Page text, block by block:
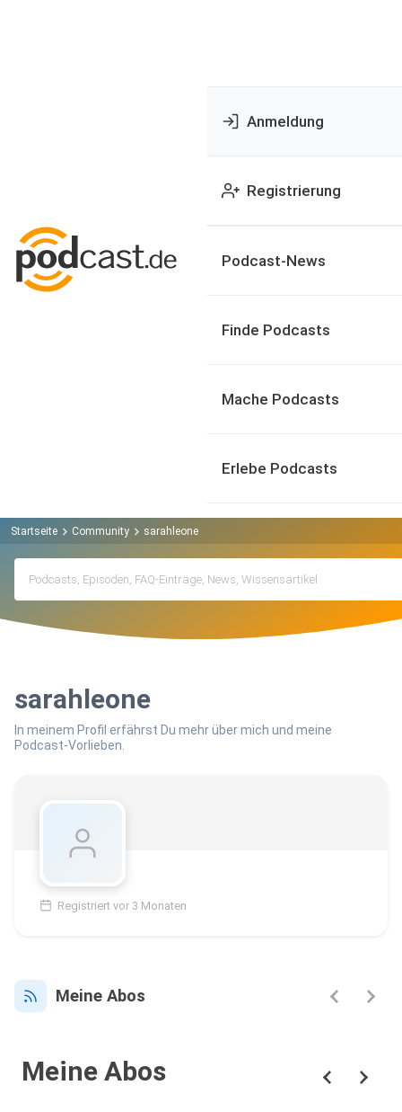
Anmeldung
Registrierung
Podcast-News
Finde Podcasts
Mache Podcasts
Erlebe Podcasts
Startseite Community sarahleone
sarahleone
In meinem Profil erfährst Du mehr über mich und meine
Podcast-Vorlieben.
Registriert vor 3 Monaten
Meine Abos
Meine Abos